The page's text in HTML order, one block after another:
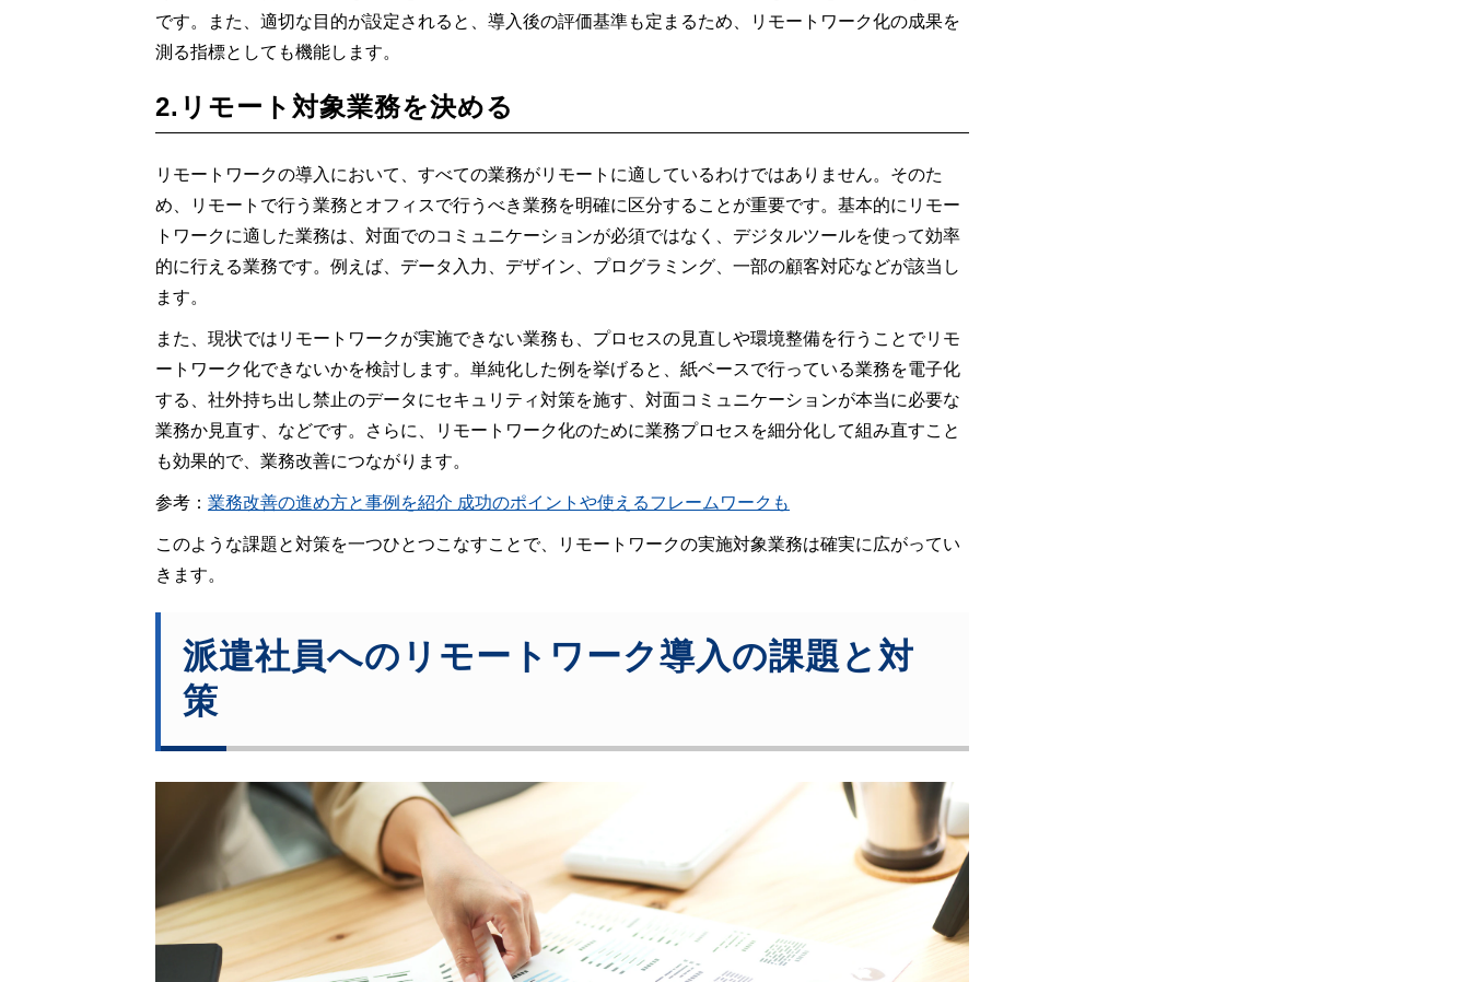
です。また、適切な目的が設定されると、導入後の評価基準も定まるため、リモートワーク化の成果を
測る指標としても機能します。
2.リモート対象業務を決める
リモートワークの導入において、すべての業務がリモートに適しているわけではありません。そのた
め、リモートで行う業務とオフィスで行うべき業務を明確に区分することが重要です。基本的にリモー
トワークに適した業務は、対面でのコミュニケーションが必須ではなく、デジタルツールを使って効率
的に行える業務です。例えば、データ入力、デザイン、プログラミング、一部の顧客対応などが該当し
ます。
また、現状ではリモートワークが実施できない業務も、プロセスの見直しや環境整備を行うことでリモ
ートワーク化できないかを検討します。単純化した例を挙げると、紙ベースで行っている業務を電子化
する、社外持ち出し禁止のデータにセキュリティ対策を施す、対面コミュニケーションが本当に必要な
業務か見直す、などです。さらに、リモートワーク化のために業務プロセスを細分化して組み直すこと
も効果的で、業務改善につながります。
参考： 業務改善の進め方と事例を紹介 成功のポイントや使えるフレームワークも
このような課題と対策を一つひとつこなすことで、リモートワークの実施対象業務は確実に広がってい
きます。
派遣社員へのリモートワーク導入の課題と対
策